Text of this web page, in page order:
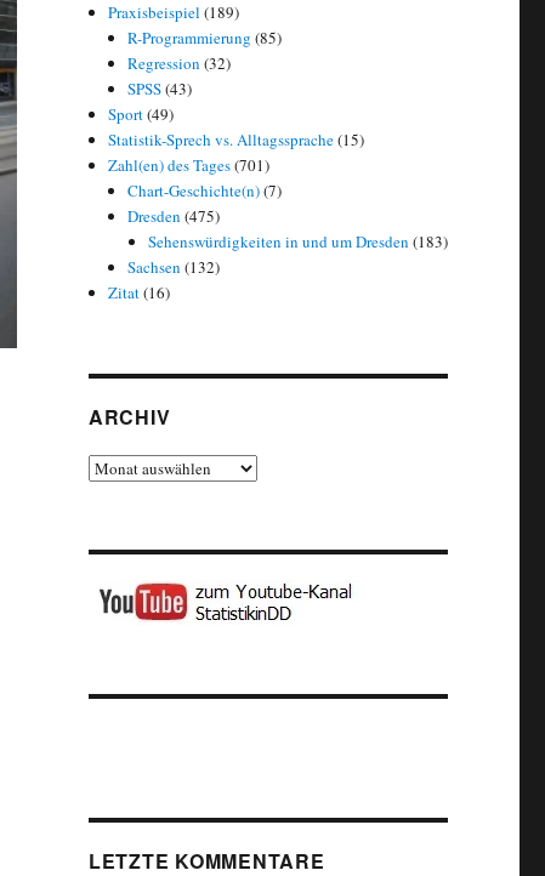
Praxisbeispiel (189)
R-Programmierung (85)
Regression (32)
SPSS(43)
Sport(49)
Statistik-Sprech vs. Alltagssprache(15)
Zahl(en) des Tages(701)
Chart-Geschichte(n)(7)
Dresden (475)
Sehenswürdigkeiten in und um Dresden (183)
Sachsen (132)
Zitat(16)
ARCHIV
Archiv
LETZTE KOMMENTARE